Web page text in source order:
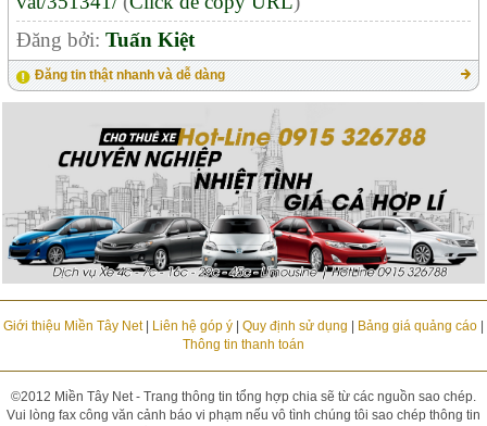
Đăng bởi:Tuấn Kiệt
Đăng tin thật nhanh và dễ dàng
Giới thiệu Miền Tây Net| Liên hệ góp ý| Quy định sử dụng Bảng giá quảng cáo|
Thông tin thanh toán
©2012 Miền Tây Net - Trang thông tin tổng hợp chia sẽ từ các nguồn sao chép.
Vui lòng fax công văn cảnh báo vi phạm nếu vô tình chúng tôi sao chép thông tin